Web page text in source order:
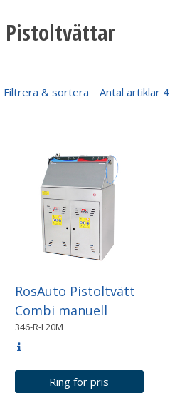
Pistoltvättar
Filtrera & sortera Antal artiklar 4
RosAuto Pistoltvätt
Combi manuell
346-R-L20M
Ring för pris